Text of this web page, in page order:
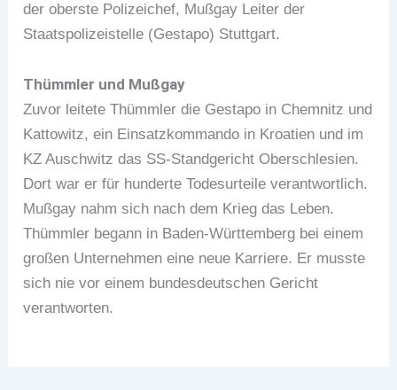
der oberste Polizeichef, Mußgay Leiter der
Staatspolizeistelle (Gestapo) Stuttgart.
Thümmler und Mußgay
Zuvor leitete Thümmler die Gestapo in Chemnitz und
Kattowitz, ein Einsatzkommando in Kroatien und im
KZ Auschwitz das SS-Standgericht Oberschlesien.
Dort war er für hunderte Todesurteile verantwortlich.
Mußgay nahm sich nach dem Krieg das Leben.
Thümmler begann in Baden-Württemberg bei einem
großen Unternehmen eine neue Karriere. Er musste
sich nie vor einem bundesdeutschen Gericht
verantworten.